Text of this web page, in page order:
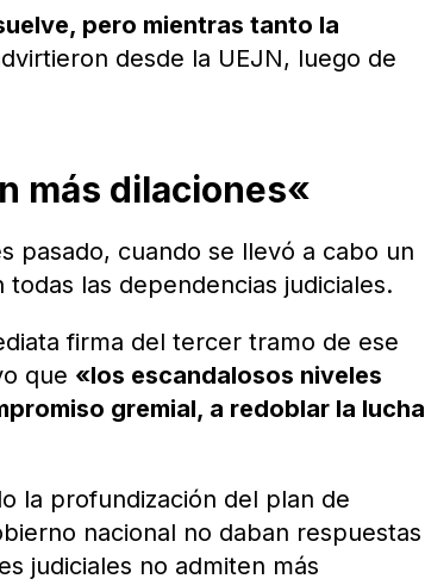
pero mientras tanto la
desde la UEJN, luego de
más dilaciones«
pasado, cuando se llevó a cabo un
las dependencias judiciales.
firma del tercer tramo de ese
que «los escandalosos niveles
gremial, a redoblar la lucha
la profundización del plan de
nacional no daban respuestas
judiciales no admiten más